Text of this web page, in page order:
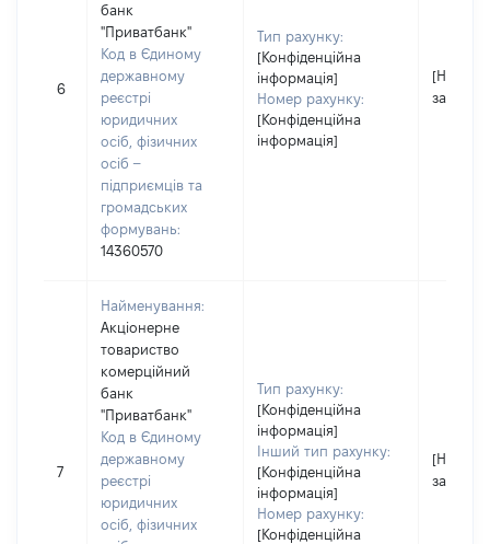
6
банк
"Приватбанк"
Код в Єдиному
державному
реєстрі
юридичних
осіб, фізичних
осіб –
підприємців та
громадських
формувань:
14360570
Тип рахунку:
[Конфіденційна
інформація]
Номер рахунку:
[Конфіденційна
інформація]
[Не
7
Найменування:
Акціонерне
товариство
комерційний
банк
"Приватбанк"
Код в Єдиному
державному
реєстрі
юридичних
осіб, фізичних
Тип рахунку:
[Конфіденційна
інформація]
Інший тип рахунку:
[Конфіденційна
інформація]
Номер рахунку:
[Конфіденційна
[Не